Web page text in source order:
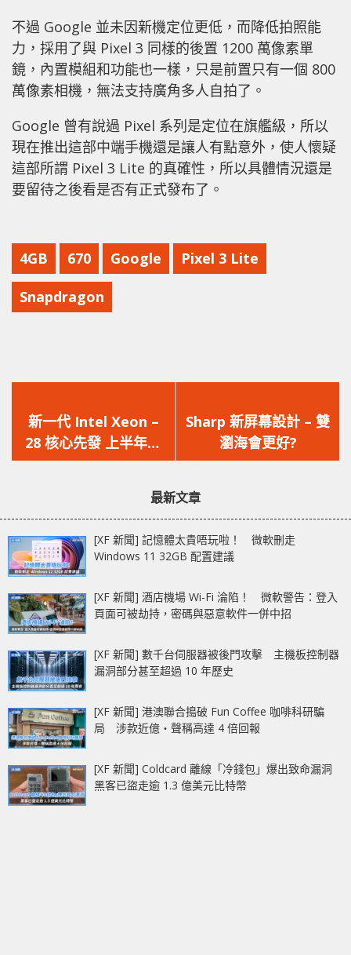
不過 Google 並未因新機定位更低，而降低拍照能
力，採用了與 Pixel 3 同樣的後置 1200 萬像素單
鏡，內置模組和功能也一樣，只是前置只有一個 800
萬像素相機，無法支持廣角多人自拍了。
Google 曾有說過 Pixel 系列是定位在旗艦級，所以
現在推出這部中端手機還是讓人有點意外，使人懷疑
這部所謂 Pixel 3 Lite 的真確性，所以具體情況還是
要留待之後看是否有正式發布了。
4GB 670 Google Pixel 3 Lite
Snapdragon
一
篇
文
新一代 Intel Xeon –
28 核心先發 上半年將
全部到位
一
篇
文
Sharp 新屏幕設計 – 雙
瀏海會更好?
最新文章
[XF 新聞] 記憶體太貴唔玩啦！ 微軟刪走
Windows 11 32GB 配置建議
[XF 新聞] 酒店機場 Wi-Fi 淪陷！ 微軟警告：登入
頁面可被劫持，密碼與惡意軟件一併中招
[XF 新聞] 數千台伺服器被後門攻擊 主機板控制器
漏洞部分甚至超過 10 年歷史
[XF 新聞] 港澳聯合搗破 Fun Coffee 咖啡科研騙
局 涉款近億‧聲稱高達 4 倍回報
[XF 新聞] Coldcard 離線「冷錢包」爆出致命漏洞
黑客已盜走逾 1.3 億美元比特幣